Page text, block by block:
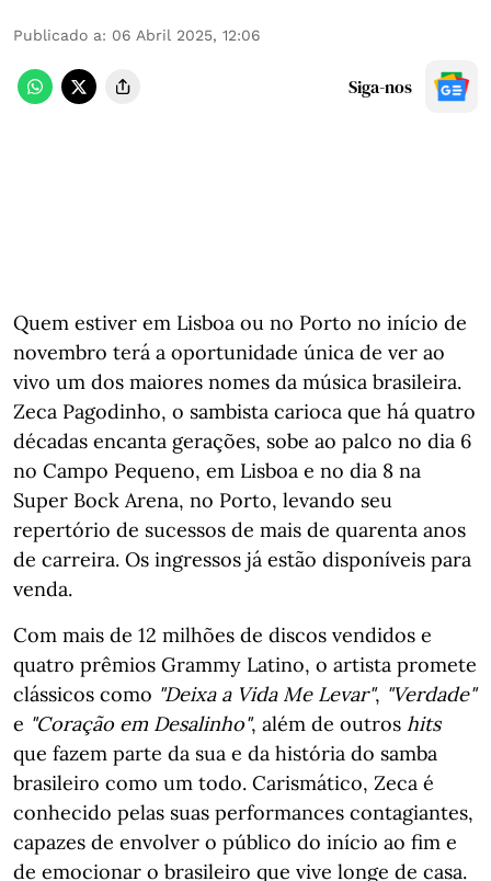
Publicado a: 06 Abril 2025, 12:06
Siga-nos
Quem estiver em Lisboa ou no Porto no início de
novembro terá a oportunidade única de ver ao
vivo um dos maiores nomes da música brasileira.
Zeca Pagodinho, o sambista carioca que há quatro
décadas encanta gerações, sobe ao palco no dia 6
no Campo Pequeno, em Lisboa e no dia 8 na
Super Bock Arena, no Porto, levando seu
repertório de sucessos de mais de quarenta anos
de carreira. Os ingressos já estão disponíveis para
venda.
Com mais de 12 milhões de discos vendidos e
quatro prêmios Grammy Latino, o artista promete
clássicos como "Deixa a Vida Me Levar", "Verdade"
e "Coração em Desalinho", além de outros hits
que fazem parte da sua e da história do samba
brasileiro como um todo. Carismático, Zeca é
conhecido pelas suas performances contagiantes,
capazes de envolver o público do início ao fim e
de emocionar o brasileiro que vive longe de casa.